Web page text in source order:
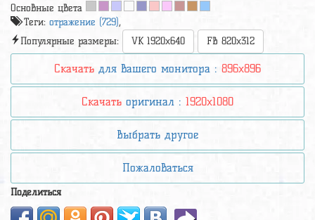
Основные цвета
Теги: отражение (729),
Популярные размеры:
VK 1920x640 FB 820x312
Скачать для вашего монитора : 896x896
Скачать оригинал : 1920x1080
Выбрать другое
Пожаловаться
Поделиться